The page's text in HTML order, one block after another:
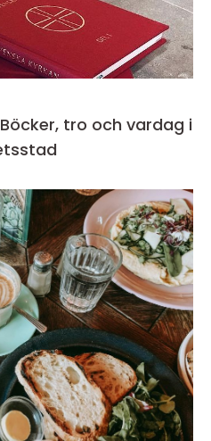
tro och vardag i